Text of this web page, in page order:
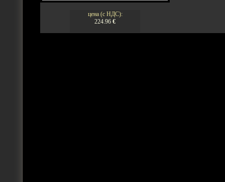
цена (с НДС):
224.96 €